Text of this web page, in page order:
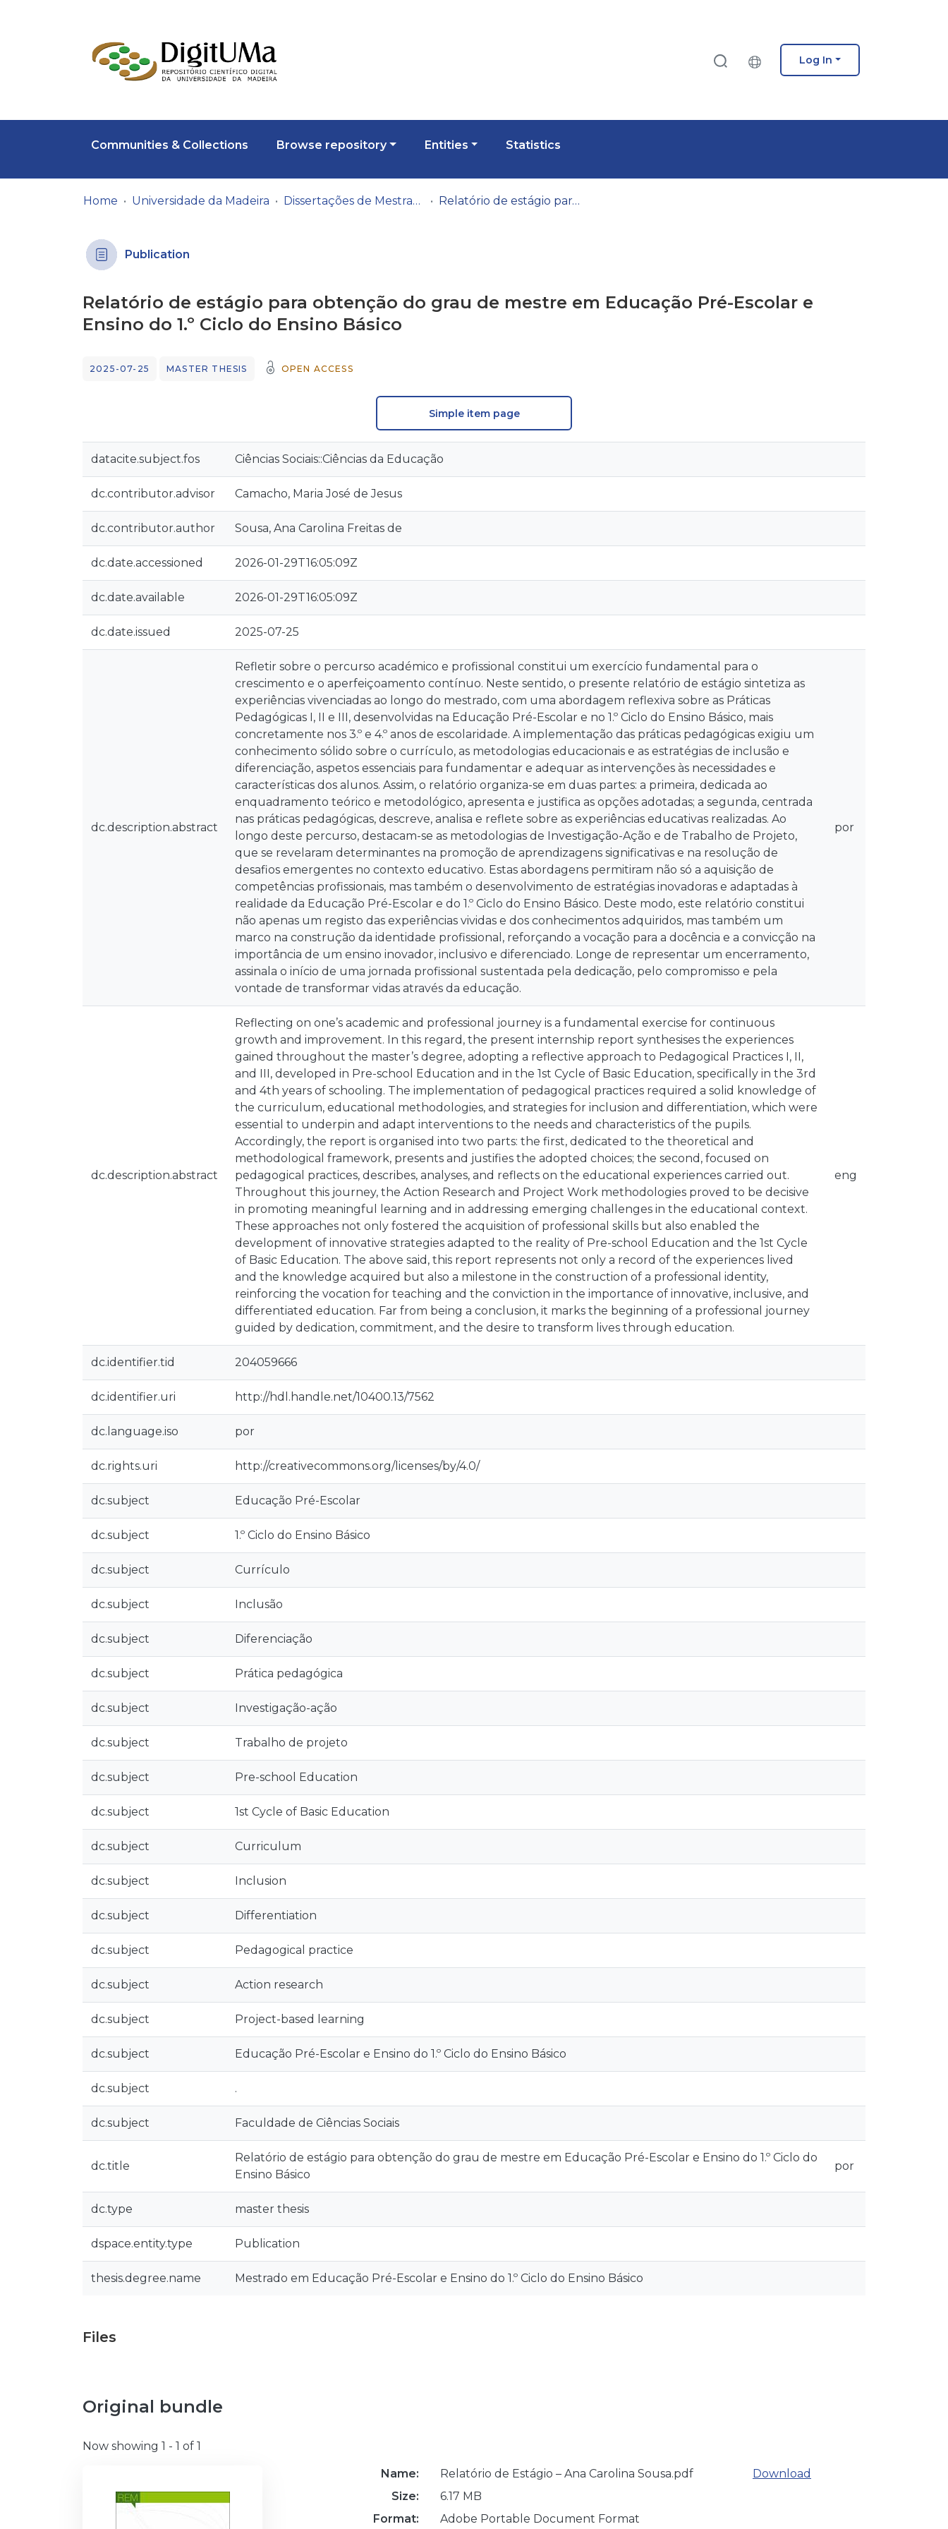
Log In
Communities & Collections Browse repository Entities Statistics
Home Universidade da Madeira Dissertações de Mestrado Relatório de estágio para obtenção do grau de mestre em Educação Pré-Escolar e Ensino do 1.º Ciclo do Ensino Básico
Publication
Relatório de estágio para obtenção do grau de mestre em Educação Pré-Escolar e
Ensino do 1.º Ciclo do Ensino Básico
2025-07-25 MASTER THESIS OPEN ACCESS
Simple item page
datacite.subject.fos Ciências Sociais::Ciências da Educação
dc.contributor.advisor Camacho, Maria José de Jesus
dc.contributor.author Sousa, Ana Carolina Freitas de
dc.date.accessioned 2026-01-29T16:05:09Z
dc.date.available 2026-01-29T16:05:09Z
dc.date.issued 2025-07-25
dc.description.abstract
Refletir sobre o percurso académico e profissional constitui um exercício fundamental para o
crescimento e o aperfeiçoamento contínuo. Neste sentido, o presente relatório de estágio sintetiza as
experiências vivenciadas ao longo do mestrado, com uma abordagem reflexiva sobre as Práticas
Pedagógicas I, II e III, desenvolvidas na Educação Pré-Escolar e no 1.º Ciclo do Ensino Básico, mais
concretamente nos 3.º e 4.º anos de escolaridade. A implementação das práticas pedagógicas exigiu um
conhecimento sólido sobre o currículo, as metodologias educacionais e as estratégias de inclusão e
diferenciação, aspetos essenciais para fundamentar e adequar as intervenções às necessidades e
características dos alunos. Assim, o relatório organiza-se em duas partes: a primeira, dedicada ao
enquadramento teórico e metodológico, apresenta e justifica as opções adotadas; a segunda, centrada
nas práticas pedagógicas, descreve, analisa e reflete sobre as experiências educativas realizadas. Ao
longo deste percurso, destacam-se as metodologias de Investigação-Ação e de Trabalho de Projeto,
que se revelaram determinantes na promoção de aprendizagens significativas e na resolução de
desafios emergentes no contexto educativo. Estas abordagens permitiram não só a aquisição de
competências profissionais, mas também o desenvolvimento de estratégias inovadoras e adaptadas à
realidade da Educação Pré-Escolar e do 1.º Ciclo do Ensino Básico. Deste modo, este relatório constitui
não apenas um registo das experiências vividas e dos conhecimentos adquiridos, mas também um
marco na construção da identidade profissional, reforçando a vocação para a docência e a convicção na
importância de um ensino inovador, inclusivo e diferenciado. Longe de representar um encerramento,
assinala o início de uma jornada profissional sustentada pela dedicação, pelo compromisso e pela
vontade de transformar vidas através da educação.
por
dc.description.abstract
Reflecting on one’s academic and professional journey is a fundamental exercise for continuous
growth and improvement. In this regard, the present internship report synthesises the experiences
gained throughout the master’s degree, adopting a reflective approach to Pedagogical Practices I, II,
and III, developed in Pre-school Education and in the 1st Cycle of Basic Education, specifically in the 3rd
and 4th years of schooling. The implementation of pedagogical practices required a solid knowledge of
the curriculum, educational methodologies, and strategies for inclusion and differentiation, which were
essential to underpin and adapt interventions to the needs and characteristics of the pupils.
Accordingly, the report is organised into two parts: the first, dedicated to the theoretical and
methodological framework, presents and justifies the adopted choices; the second, focused on
pedagogical practices, describes, analyses, and reflects on the educational experiences carried out.
Throughout this journey, the Action Research and Project Work methodologies proved to be decisive
in promoting meaningful learning and in addressing emerging challenges in the educational context.
These approaches not only fostered the acquisition of professional skills but also enabled the
development of innovative strategies adapted to the reality of Pre-school Education and the 1st Cycle
of Basic Education. The above said, this report represents not only a record of the experiences lived
and the knowledge acquired but also a milestone in the construction of a professional identity,
reinforcing the vocation for teaching and the conviction in the importance of innovative, inclusive, and
differentiated education. Far from being a conclusion, it marks the beginning of a professional journey
guided by dedication, commitment, and the desire to transform lives through education.
eng
dc.identifier.tid 204059666
dc.identifier.uri http://hdl.handle.net/10400.13/7562
dc.language.iso por
dc.rights.uri http://creativecommons.org/licenses/by/4.0/
dc.subject Educação Pré-Escolar
dc.subject 1.º Ciclo do Ensino Básico
dc.subject Currículo
dc.subject Inclusão
dc.subject Diferenciação
dc.subject Prática pedagógica
dc.subject Investigação-ação
dc.subject Trabalho de projeto
dc.subject Pre-school Education
dc.subject 1st Cycle of Basic Education
dc.subject Curriculum
dc.subject Inclusion
dc.subject Differentiation
dc.subject Pedagogical practice
dc.subject Action research
dc.subject Project-based learning
dc.subject Educação Pré-Escolar e Ensino do 1.º Ciclo do Ensino Básico
dc.subject .
dc.subject Faculdade de Ciências Sociais
dc.title
Relatório de estágio para obtenção do grau de mestre em Educação Pré-Escolar e Ensino do 1.º Ciclo do
Ensino Básico
por
dc.type master thesis
dspace.entity.type Publication
thesis.degree.name Mestrado em Educação Pré-Escolar e Ensino do 1.º Ciclo do Ensino Básico
Files
Original bundle
Now showing 1 - 1 of 1
Name:
Relatório de Estágio – Ana Carolina Sousa.pdf
Size:
6.17 MB
Format:
Adobe Portable Document Format
Download